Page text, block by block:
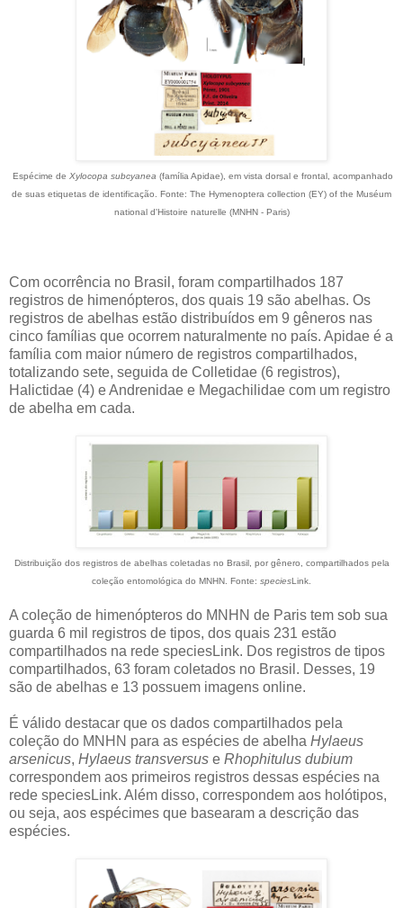
Espécime de Xylocopa subcyanea (família Apidae), em vista dorsal e frontal, acompanhado
de suas etiquetas de identificação. Fonte: The Hymenoptera collection (EY) of the Muséum
national d'Histoire naturelle (MNHN - Paris)
Com ocorrência no Brasil, foram compartilhados 187
registros de himenópteros, dos quais 19 são abelhas. Os
registros de abelhas estão distribuídos em 9 gêneros nas
cinco famílias que ocorrem naturalmente no país. Apidae é a
família com maior número de registros compartilhados,
totalizando sete, seguida de Colletidae (6 registros),
Halictidae (4) e Andrenidae e Megachilidae com um registro
de abelha em cada.
Distribuição dos registros de abelhas coletadas no Brasil, por gênero, compartilhados pela
coleção entomológica do MNHN. Fonte: speciesLink.
A coleção de himenópteros do MNHN de Paris tem sob sua
guarda 6 mil registros de tipos, dos quais 231 estão
compartilhados na rede speciesLink. Dos registros de tipos
compartilhados, 63 foram coletados no Brasil. Desses, 19
são de abelhas e 13 possuem imagens online.
É válido destacar que os dados compartilhados pela
coleção do MNHN para as espécies de abelha Hylaeus
arsenicus, Hylaeus transversus e Rhophitulus dubium
correspondem aos primeiros registros dessas espécies na
rede speciesLink. Além disso, correspondem aos holótipos,
ou seja, aos espécimes que basearam a descrição das
espécies.